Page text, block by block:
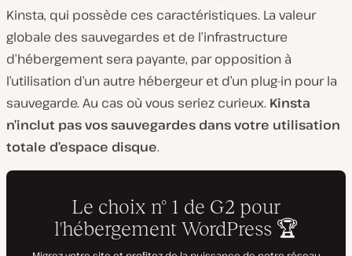
Kinsta, qui possède ces caractéristiques. La valeur
globale des sauvegardes et de l’infrastructure
d’hébergement sera payante, par opposition à
l’utilisation d’un autre hébergeur et d’un plug-in pour la
sauvegarde. Au cas où vous seriez curieux. Kinsta
n’inclut pas vos sauvegardes dans votre utilisation
totale d’espace disque.